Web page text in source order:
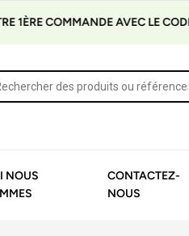
AVEC LE CODE : PROMO10
NOUS
CONTACTEZ-
NOUS